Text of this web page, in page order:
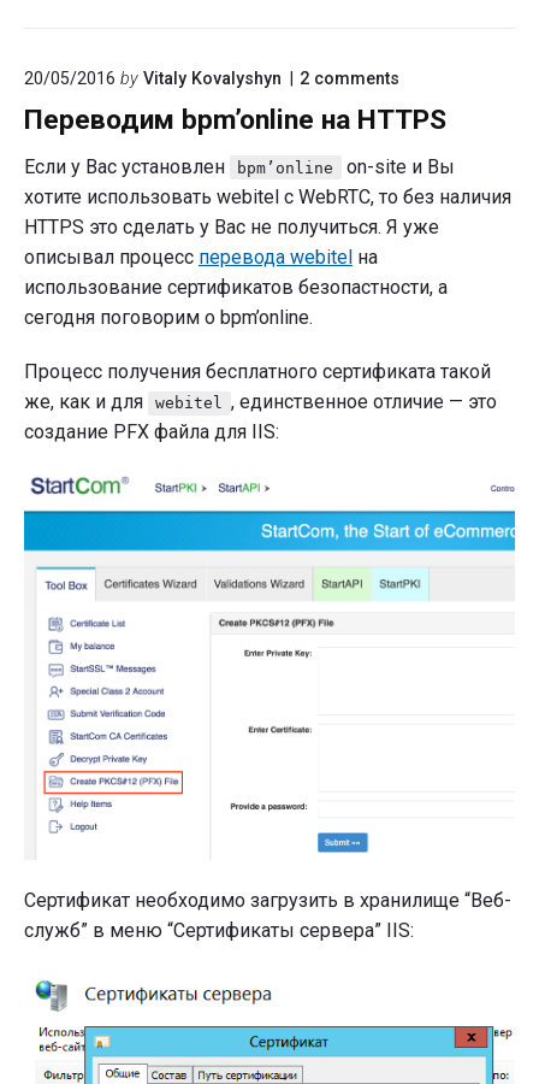
20/05/2016 by Vitaly Kovalyshyn 2 comments
bpm’online
HTTPS"
Переводим bpm’online на HTTPS
Если у Вас установлен bpm’online
on-site и Вы
хотите использовать webitel с WebRTC, то без наличия
HTTPS это сделать у Вас не получиться. Я уже
описывал процесс перевода webitel на
использование сертификатов безопастности, а
сегодня поговорим о bpm’online.
Процесс получения бесплатного сертификата такой
же, как и для
webitel , единственное отличие — это
создание PFX файла для IIS:
Сертификат необходимо загрузить в хранилище “Веб-
служб” в меню “Сертификаты сервера” IIS: